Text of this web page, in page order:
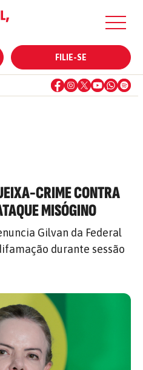
FILIE-SE
CRIME CONTRA
MISÓGINO
Gilvan da Federal
durante sessão